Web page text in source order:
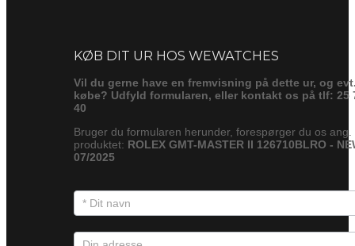
KØB DIT UR HOS WEWATCHES
Vil du gerne have en fremvisning på dette ur, og
købe? Udfyld formularen, eller kontakt os på tlf: 25
40
Bruger du formularen herunder, forespørger du os ang.
produktet: ROLEX GMT-MASTER II 126710BLRO -
07/2025